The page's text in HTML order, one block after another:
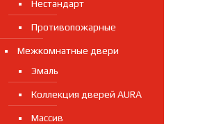
Нестандарт
Противопожарные
Межкомнатные двери
Эмаль
Коллекция дверей AURA
Массив